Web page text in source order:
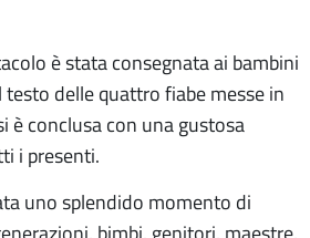
è stata consegnata ai bambini
testo delle quattro fiabe messe in
è conclusa con una gustosa
i presenti.
uno splendido momento di
bimbi, genitori, maestre,